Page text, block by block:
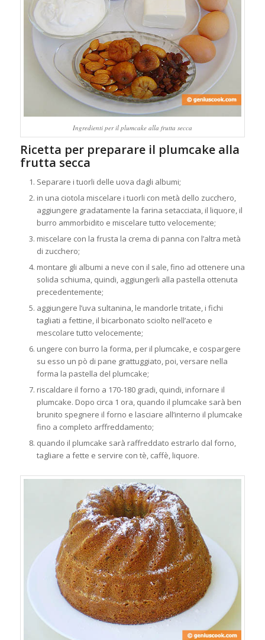
Ingredienti per il plumcake alla frutta secca
Ricetta per preparare il plumcake alla
frutta secca
Separare i tuorli delle uova dagli albumi;
in una ciotola miscelare i tuorli con metà dello zucchero,
aggiungere gradatamente la farina setacciata, il liquore, il
burro ammorbidito e miscelare tutto velocemente;
miscelare con la frusta la crema di panna con l’altra metà
di zucchero;
montare gli albumi a neve con il sale, fino ad ottenere una
solida schiuma, quindi, aggiungerli alla pastella ottenuta
precedentemente;
aggiungere l’uva sultanina, le mandorle tritate, i fichi
tagliati a fettine, il bicarbonato sciolto nell’aceto e
mescolare tutto velocemente;
ungere con burro la forma, per il plumcake, e cospargere
su esso un pò di pane grattuggiato, poi, versare nella
forma la pastella del plumcake;
riscaldare il forno a 170-180 gradi, quindi, infornare il
plumcake. Dopo circa 1 ora, quando il plumcake sarà ben
brunito spegnere il forno e lasciare all’interno il plumcake
fino a completo arffreddamento;
quando il plumcake sarà raffreddato estrarlo dal forno,
tagliare a fette e servire con tè, caffè, liquore.